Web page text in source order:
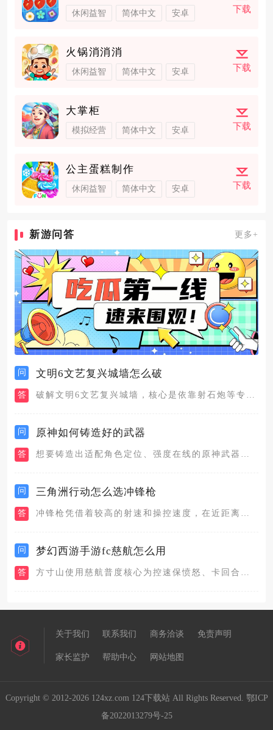
休闲益智 简体中文 安卓 下载
火锅消消消
休闲益智 简体中文 安卓 下载
大掌柜
模拟经营 简体中文 安卓 下载
公主蛋糕制作
休闲益智 简体中文 安卓 下载
新游问答 更多+
问 文明6文艺复兴城墙怎么破
答
问 原神如何铸造好的武器
答
问 三角洲行动怎么选冲锋枪
答
问 梦幻西游手游fc慈航怎么用
答
关于我们 联系我们 商务洽谈 免责声明
家长监护 帮助中心 网站地图
Copyright © 2012-2026 124xz.com 124下载站 All Rights Reserved. 鄂ICP
备2022013279号-25